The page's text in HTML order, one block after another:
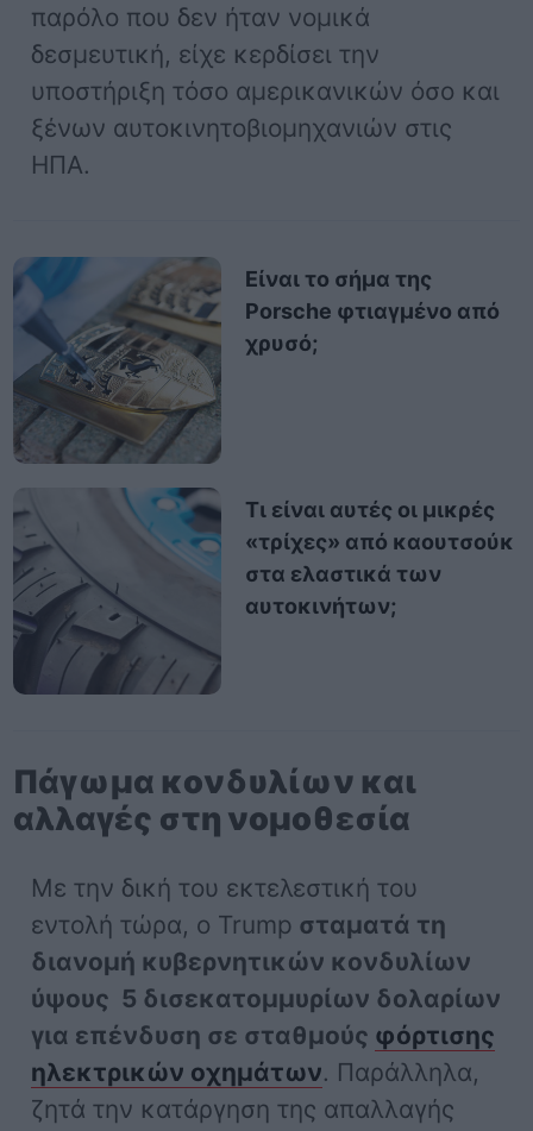
παρόλο που δεν ήταν νομικά
δεσμευτική, είχε κερδίσει την
υποστήριξη τόσο αμερικανικών όσο και
ξένων αυτοκινητοβιομηχανιών στις
ΗΠΑ.
Είναι το σήμα της
Porsche φτιαγμένο από
χρυσό;
Τι είναι αυτές οι μικρές
«τρίχες» από καουτσούκ
στα ελαστικά των
αυτοκινήτων;
Πάγωμα κονδυλίων και
αλλαγές στη νομοθεσία
Με την δική του εκτελεστική του
εντολή τώρα, ο Trump σταματά τη
διανομή κυβερνητικών κονδυλίων
ύψους 5 δισεκατομμυρίων δολαρίων
για επένδυση σε σταθμούς φόρτισης
ηλεκτρικών οχημάτων. Παράλληλα,
ζητά την κατάργηση της απαλλαγής